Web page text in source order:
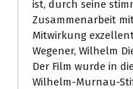
ist, durch seine
Zusammenarbeit
Mitwirkung
Wegener, Wilhelm
Der Film wurde in
Wilhelm-Murnau-